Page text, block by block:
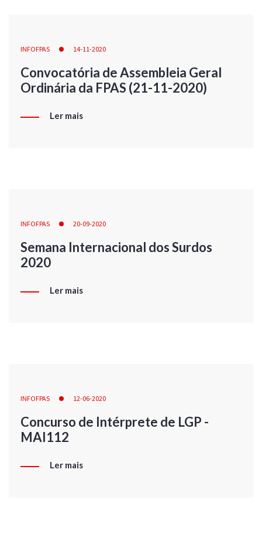
INFOFPAS 14-11-2020
Convocatória de Assembleia Geral
Ordinária da FPAS (21-11-2020)
Ler mais
INFOFPAS 20-09-2020
Semana Internacional dos Surdos
2020
Ler mais
INFOFPAS 12-06-2020
Concurso de Intérprete de LGP -
MAI112
Ler mais